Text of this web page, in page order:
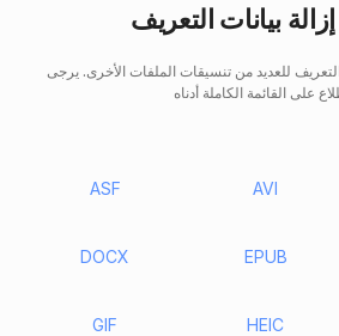
بيانات التعريف
للعديد من تنسيقات الملفات الأخرى. يرجى
ASF AVI
DOCX EPUB
GIF HEIC